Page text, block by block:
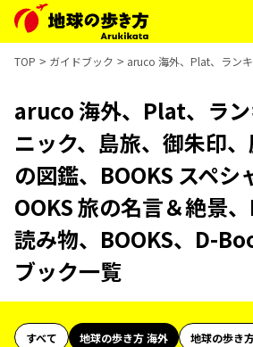
TOP ガイドブック aruco 海外、Plat、ラン
aruco 海外、Plat、ラ
ニック、島旅、御朱印
の図鑑、BOOKS スペシ
OOKS 旅の名言＆絶景
読み物、BOOKS、D-
ブック一覧
すべて 地球の歩き方 海外
地球の歩き